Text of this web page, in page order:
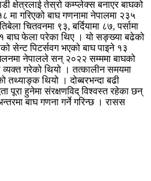
क्षेत्रलाई तेस्रो कम्प्लेक्स बनाएर बाघको
मा गरिएको बाघ गणनामा नेपालमा २३५
चितवनमा ९३, बर्दियामा ८७, पर्सामा
बाघ फेला परेका थिए । यो सङ्ख्या बढेको
सेन्ट पिटर्सवग भएको बाघ पाइने १३
नेपालले सन् २०२२ सम्ममा बाघको
गरेको थियो । तत्कालीन समयमा
तथ्याङ्क थियो । दोब्बरभन्दा बढी
पूरा हुनेमा संरक्षणविद् विश्वस्त रहेका छन्
बाघ गणना गर्ने गरिन्छ । रासस